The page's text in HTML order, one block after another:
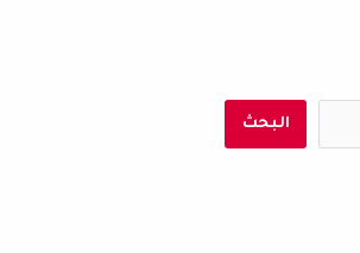
البحث